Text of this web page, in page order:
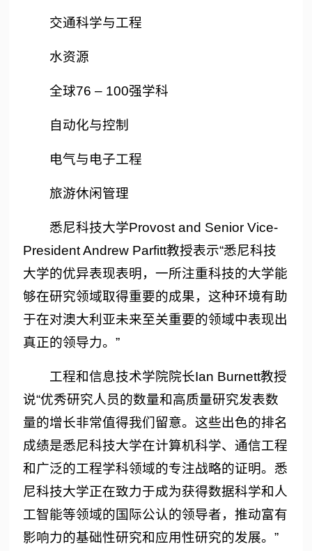
交通科学与工程
水资源
全球76 – 100强学科
自动化与控制
电气与电子工程
旅游休闲管理
悉尼科技大学Provost and Senior Vice-
President Andrew Parfitt教授表示“悉尼科技
大学的优异表现表明，一所注重科技的大学能
够在研究领域取得重要的成果，这种环境有助
于在对澳大利亚未来至关重要的领域中表现出
真正的领导力。”
工程和信息技术学院院长Ian Burnett教授
说“优秀研究人员的数量和高质量研究发表数
量的增长非常值得我们留意。这些出色的排名
成绩是悉尼科技大学在计算机科学、通信工程
和广泛的工程学科领域的专注战略的证明。悉
尼科技大学正在致力于成为获得数据科学和人
工智能等领域的国际公认的领导者，推动富有
影响力的基础性研究和应用性研究的发展。”